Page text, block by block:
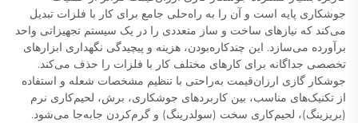
جوشکاری پایه است و آن را به راه‌حلی جامع برای کار با فلزات تبدیل
می‌کند که نیازهای ساخت و ساز متعددی را در یک سیستم تجهیزاتی واحد
برآورده می‌سازد. این چندکاره‌بودن، هزینه و پیچیدگی نگهداری ابزارهای
تخصصی جداگانه برای کارهای مختلف کار با فلزات را حذف می‌کند.
جوشکار گازی ارزان‌قیمت به‌راحتی با تنظیم مشخصات شعله و استفاده
از تکنیک‌های مناسب، بین کاربردهای جوشکاری، برش، لحیم‌کاری نرم
(بریزینگ)، لحیم‌کاری سخت (سولدرینگ) و گرم‌کردن جابه‌جا می‌شود.